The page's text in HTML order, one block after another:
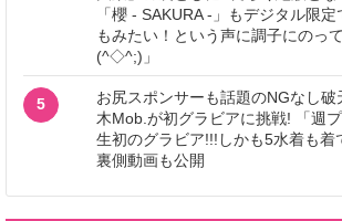
「櫻 - SAKURA -」もデジタル限
もみたい！という声に調子にのっ
(^◇^;)」
5
お尻スポンサーも話題のNGなし
木Mob.が初グラビアに挑戦! 「週
生初のグラビア!!!しかも5水着も着
裏側動画も公開